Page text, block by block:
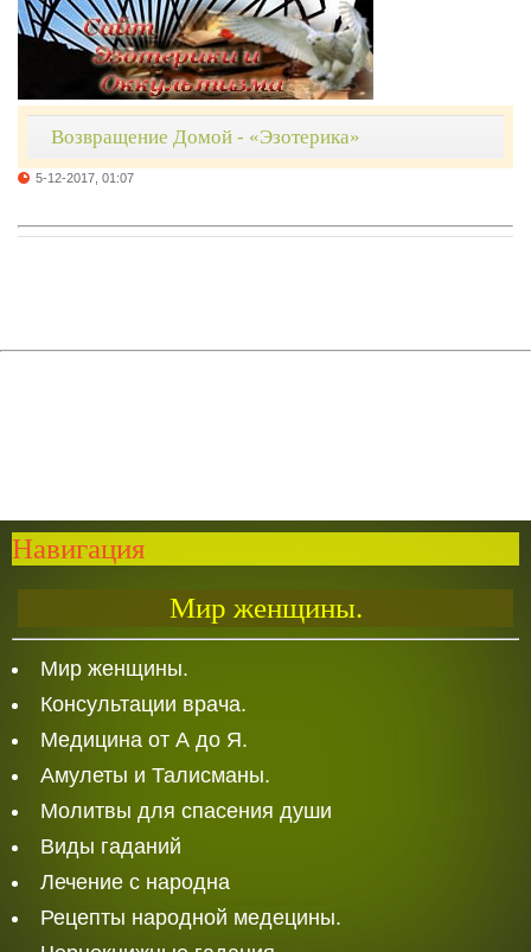
Возвращение Домой - «Эзотерика»
5-12-2017, 01:07
Навигация
Мир женщины.
Мир женщины.
Консультации врача.
Медицина от А до Я.
Амулеты и Талисманы.
Молитвы для спасения души
Виды гаданий
Лечение с народна
Рецепты народной медецины.